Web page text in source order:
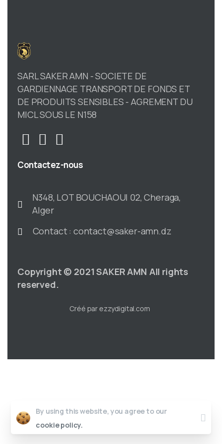
SARL SAKER AMN - SOCIETE DE
GARDIENNAGE TRANSPORT DE FONDS ET
DE PRODUITS SENSIBLES - AGREMENT DU
MICL SOUS LE N158
Contactez-nous
N348, LOT BOUCHAOUI 02, Cheraga,
Alger
Contact : contact@saker-amn.dz
Copyright © 2021 SAKER AMN All rights
reserved.
Créé par ezzydigital.com
By using this website, you agree to our
cookie policy.